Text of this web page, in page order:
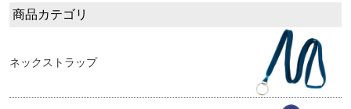
商品カテゴリ
ネックストラップ